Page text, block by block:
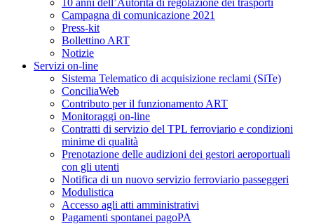
10 anni dell’Autorità di regolazione dei trasporti
Campagna di comunicazione 2021
Press-kit
Bollettino ART
Notizie
Servizi on-line
Sistema Telematico di acquisizione reclami (SiTe)
ConciliaWeb
Contributo per il funzionamento ART
Monitoraggi on-line
Contratti di servizio del TPL ferroviario e condizioni
minime di qualità
Prenotazione delle audizioni dei gestori aeroportuali
con gli utenti
Notifica di un nuovo servizio ferroviario passeggeri
Modulistica
Accesso agli atti amministrativi
Pagamenti spontanei pagoPA